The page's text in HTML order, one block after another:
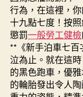
行為，在這裡，
十九點七度！按
懲罰一般勞工健檢
**《新手泊車七
泣為止。就在這
的黑色跑車，優
的輪胎發出令人